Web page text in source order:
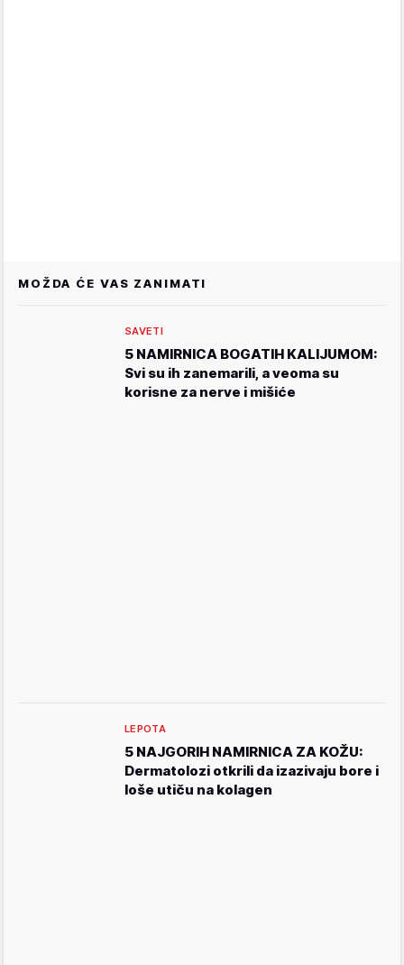
MOŽDA ĆE VAS ZANIMATI
SAVETI
5 NAMIRNICA BOGATIH KALIJUMOM:
Svi su ih zanemarili, a veoma su
korisne za nerve i mišiće
LEPOTA
5 NAJGORIH NAMIRNICA ZA KOŽU:
Dermatolozi otkrili da izazivaju bore i
loše utiču na kolagen